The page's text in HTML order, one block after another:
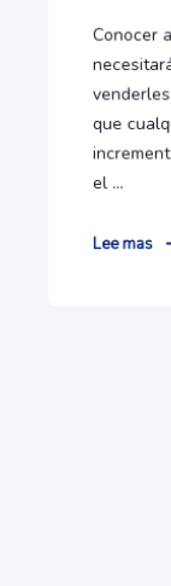
Conocer
que
el ...
Lee mas